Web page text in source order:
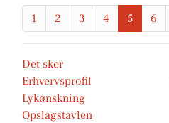
1 2 3 4 5 6
Det sker
Erhvervsprofil
Lykønskning
Opslagstavlen